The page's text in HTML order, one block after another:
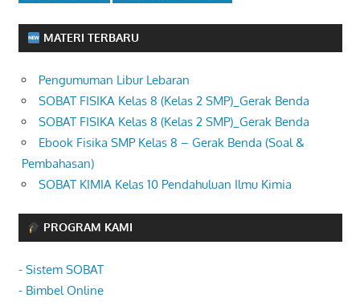
MATERI TERBARU
Pengumuman Libur Lebaran
SOBAT FISIKA Kelas 8 (Kelas 2 SMP)_Gerak Benda
SOBAT FISIKA Kelas 8 (Kelas 2 SMP)_Gerak Benda
Ebook Fisika SMP Kelas 8 – Gerak Benda (Soal &
Pembahasan)
SOBAT KIMIA Kelas 10 Pendahuluan Ilmu Kimia
PROGRAM KAMI
- Sistem SOBAT
- Bimbel Online